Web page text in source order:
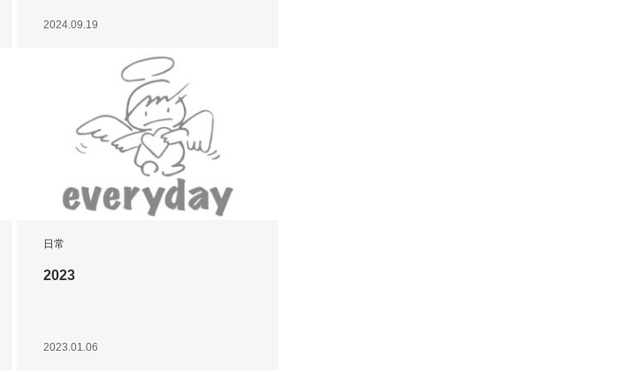
2024.09.19
日常
2023
2023.01.06